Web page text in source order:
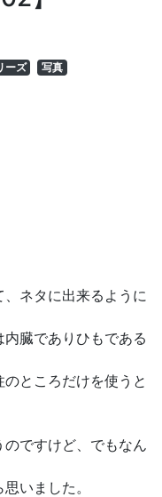
ーズ 写真
ネタに出来るように
臓でありひもである
ところだけを使うと
ですけど、でもなん
いました。